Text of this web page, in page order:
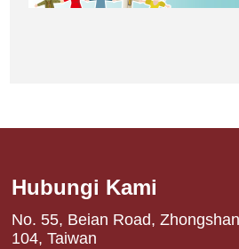
Hubungi Kami
No. 55, Beian Road,
104, Taiwan